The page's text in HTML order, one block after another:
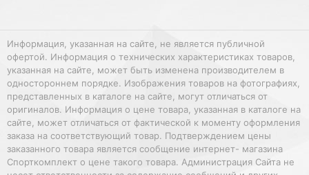
Информация, указанная на сайте, не является публичной
офертой. Информация о технических характеристиках товаров,
указанная на сайте, может быть изменена производителем в
одностороннем порядке. Изображения товаров на фотографиях,
представленных в каталоге на сайте, могут отличаться от
оригиналов. Информация о цене товара, указанная в каталоге на
сайте, может отличаться от фактической к моменту оформления
заказа на соответствующий товар. Подтверждением цены
заказанного товара является сообщение интернет- магазина
Спорткомплект о цене такого товара. Администрация Сайта не